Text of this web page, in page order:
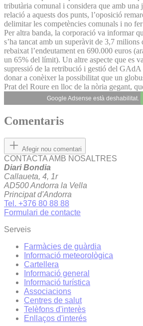
tributària comunal i considera que amb una
relació a aquests dos punts, l’oposició
delimitar les competències comunals i no
Per altra banda, la corporació va informar
s’ha tancat amb un superàvit de 3,7 milions
rebaixat l’endeutament en 690.000 euros
un 65% del límit). Un altre aspecte que es
supressió de la retribució i gestió del
donar a conèixer la possibilitat que un
Prat del Roure en lloc de la nòria gegant,
Google Adsense està deshabilitat.
Comentaris
Afegir nou comentari
CONTACTA AMB NOSALTRES
Diari Bondia
Callaueta, 4, 1r
AD500 Andorra la Vella
Principat d'Andorra
Tel. +376 80 88 88
Formulari de contacte
Serveis
Farmàcies de guàrdia
Informació meteorològica
Cartellera
Informació general
Informació turística
Associacions
Centres de salut
Telèfons d'interès
Enllaços d'interés